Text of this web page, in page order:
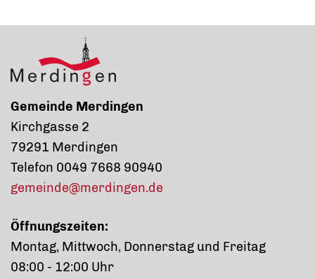
Gemeinde Merdingen
Kirchgasse 2
79291 Merdingen
Telefon 0049 7668 90940
gemeinde@merdingen.de
Öffnungszeiten:
Montag, Mittwoch, Donnerstag und Freitag
08:00 - 12:00 Uhr